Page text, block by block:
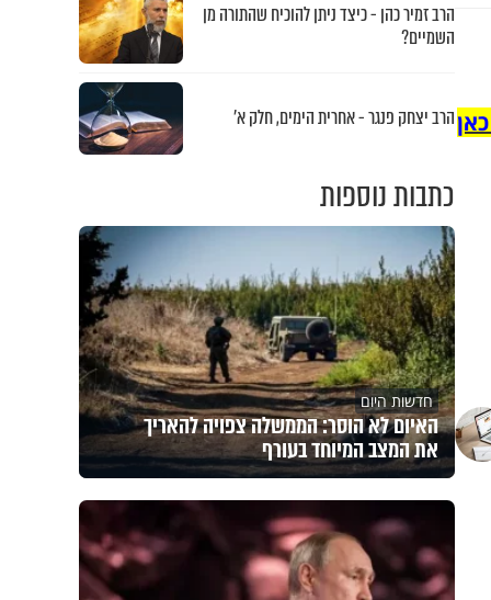
הרב זמיר כהן - כיצד ניתן להוכיח שהתורה מן
השמיים?
הרב יצחק פנגר - אחרית הימים, חלק א’
כתבות נוספות
חדשות היום
האיום לא הוסר: הממשלה צפויה להאריך
את המצב המיוחד בעורף